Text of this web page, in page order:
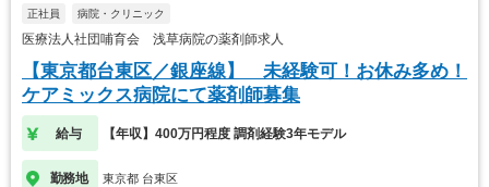
正社員 病院・クリニック
医療法人社団哺育会 浅草病院の薬剤師求人
【東京都台東区／銀座線】 未経験可！お休み多め！
ケアミックス病院にて薬剤師募集
給与 【年収】400万円程度 調剤経験3年モデル
勤務地 東京都 台東区